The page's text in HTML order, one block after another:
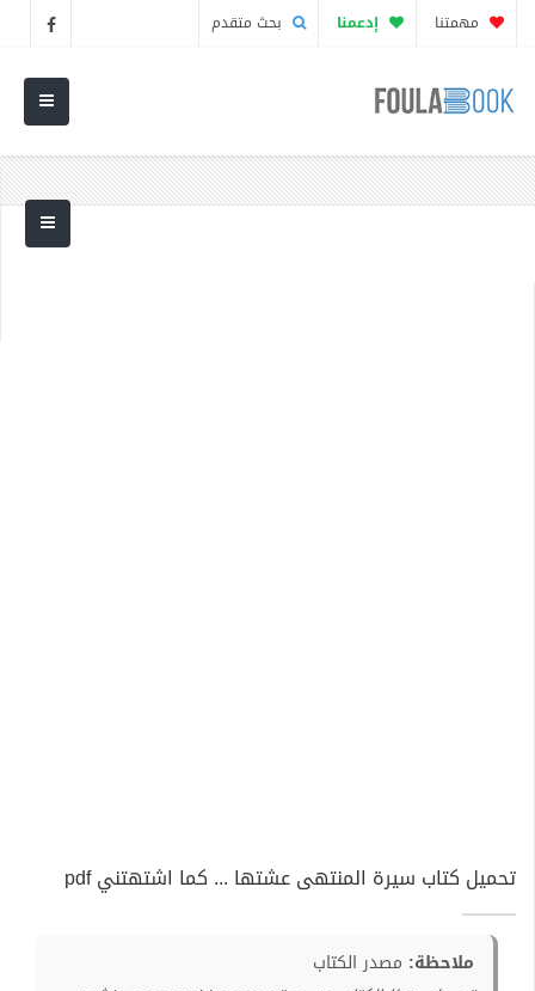
مهمتنا إدعمنا بحث متقدم
تحميل كتاب سيرة المنتهى عشتها ... كما اشتهتني pdf
ملاحظة: مصدر الكتاب